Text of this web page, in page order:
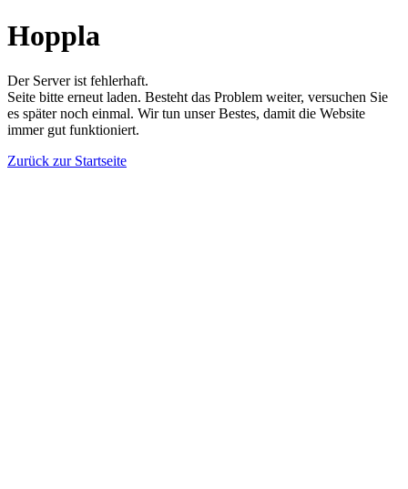
Hoppla
Der Server ist fehlerhaft.
Seite bitte erneut laden. Besteht das Problem weiter, versuchen Sie
es später noch einmal. Wir tun unser Bestes, damit die Website
immer gut funktioniert.
Zurück zur Startseite